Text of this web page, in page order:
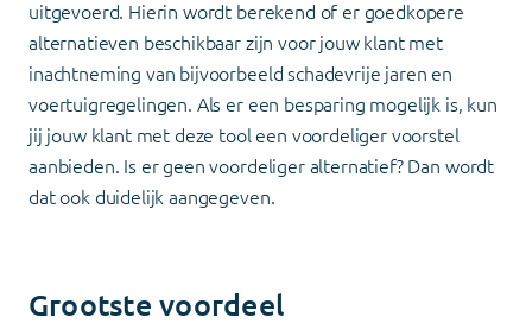
uitgevoerd. Hierin wordt berekend of er goedkopere
alternatieven beschikbaar zijn voor jouw klant met
inachtneming van bijvoorbeeld schadevrije jaren en
voertuigregelingen. Als er een besparing mogelijk is, kun
jij jouw klant met deze tool een voordeliger voorstel
aanbieden. Is er geen voordeliger alternatief? Dan wordt
dat ook duidelijk aangegeven.
Grootste voordeel